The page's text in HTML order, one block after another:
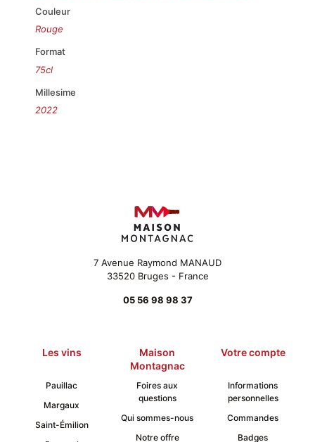
Couleur
Rouge
Format
75cl
Millesime
2022
7 Avenue Raymond MANAUD
33520 Bruges - France
05 56 98 98 37
Les vins
Maison
Montagnac
Votre compte
Pauillac
Margaux
Saint-Émilion
Foires aux
questions
Qui sommes-nous
Notre offre
Informations
personnelles
Commandes
Badges